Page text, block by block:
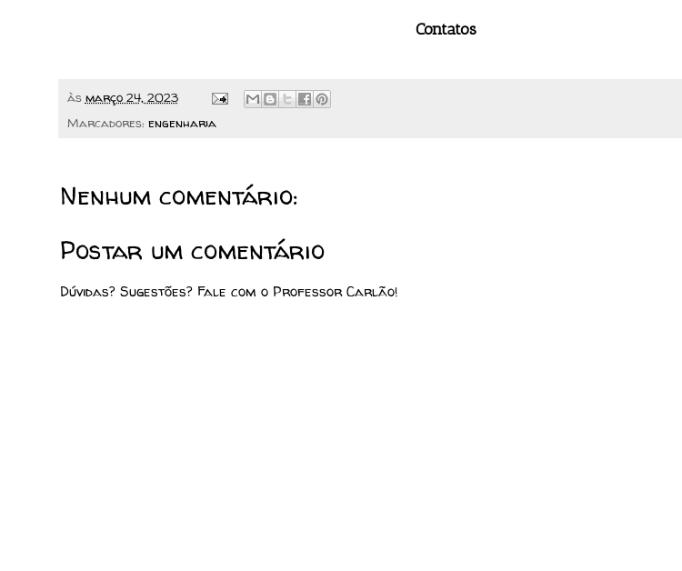
Contatos
às março 24, 2023
Marcadores: engenharia
Nenhum comentário:
Postar um comentário
Dúvidas? Sugestões? Fale com o Professor Carlão!